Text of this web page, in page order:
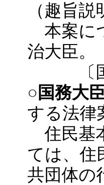
（趣旨説
本案に
治大臣。
〔国務
○国務大
する法律
住民基
ては、住
共団体の